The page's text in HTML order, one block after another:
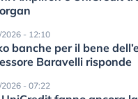
2026 - 12:10
banche per il bene
Baravelli risponde
2026 - 07:22